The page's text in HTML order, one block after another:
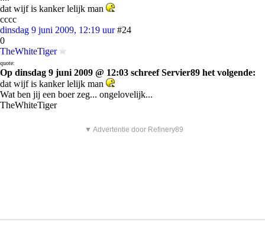
dat wijf is kanker lelijk man
cccc
dinsdag 9 juni 2009, 12:19 uur #24
0
TheWhiteTiger
quote:
Op dinsdag 9 juni 2009 @ 12:03 schreef Servier89 het volgende:
dat wijf is kanker lelijk man
Wat ben jij een boer zeg... ongelovelijk...
TheWhiteTiger
▼ Advertentie door Refinery89